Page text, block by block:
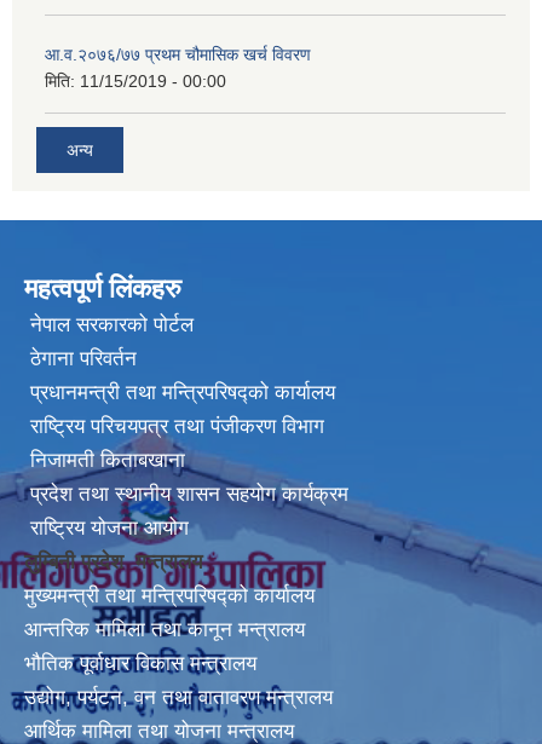
आ.व.२०७६/७७ प्रथम चौमासिक खर्च विवरण
मिति: 11/15/2019 - 00:00
अन्य
महत्वपूर्ण लिंकहरु
नेपाल सरकारको पोर्टल
ठेगाना परिवर्तन
प्रधानमन्त्री तथा मन्त्रिपरिषद्को कार्यालय
राष्ट्रिय परिचयपत्र तथा पंजीकरण विभाग
निजामती किताबखाना
प्रदेश तथा स्थानीय शासन सहयोग कार्यक्रम
राष्ट्रिय योजना आयोग
लुम्बिनी प्रदेश मन्त्रालय
मुख्यमन्त्री तथा मन्त्रिपरिषद्को कार्यालय
आन्तरिक मामिला तथा कानून मन्त्रालय
भौतिक पूर्वाधार विकास मन्त्रालय
उद्योग, पर्यटन, वन तथा वातावरण मन्त्रालय
आर्थिक मामिला तथा योजना मन्त्रालय